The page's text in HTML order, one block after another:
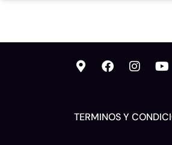
TERMINOS Y